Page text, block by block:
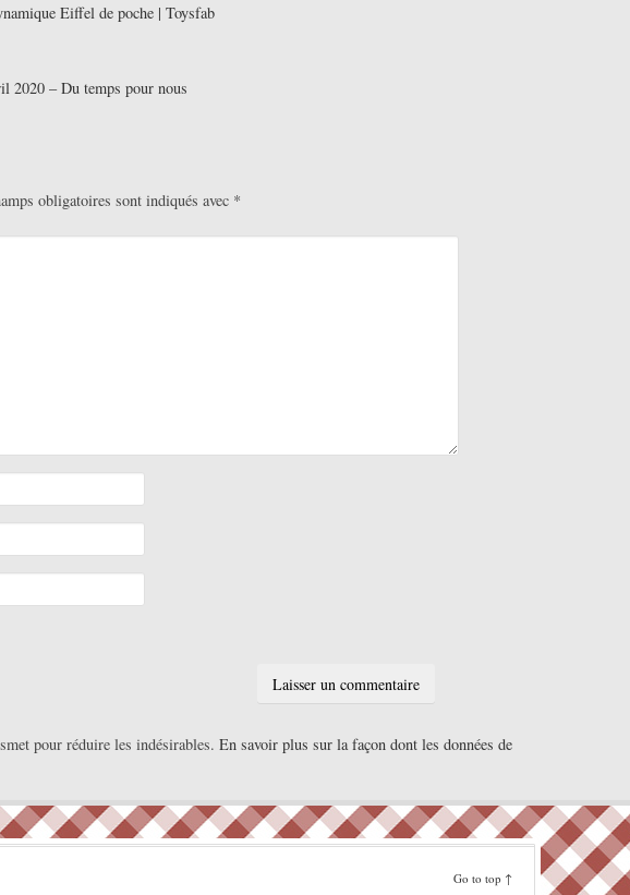
Eiffel de poche | Toysfab
2020 – Du temps pour nous
obligatoires sont indiqués avec *
pour réduire les indésirables. En savoir plus sur la façon dont les données de
Go to top ↑